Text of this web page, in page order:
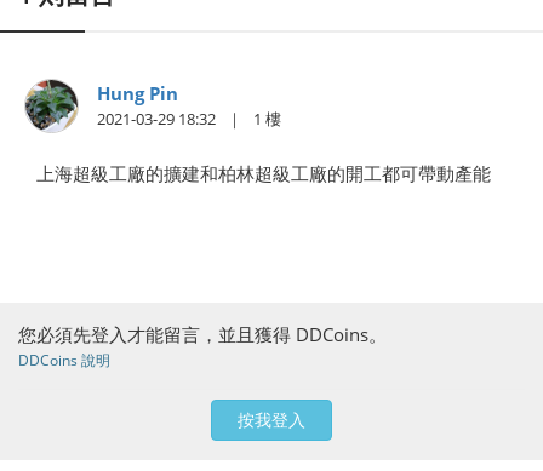
Hung Pin
2021-03-29 18:32 1
上海超級工廠的擴建和柏林超級工廠的開工都可帶動產能
您必須先登入才能留言，並且獲得 DDCoins。
DDCoins 說明
按我登入